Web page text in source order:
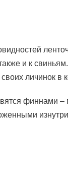
и к
личинок в
финнами
изнутри